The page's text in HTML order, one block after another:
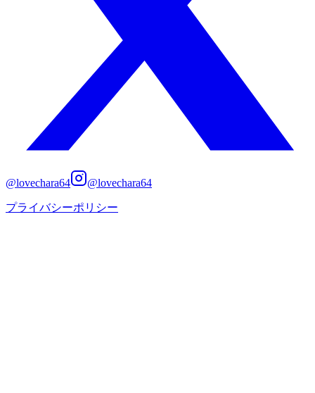
@lovechara64 @lovechara64
プライバシーポリシー